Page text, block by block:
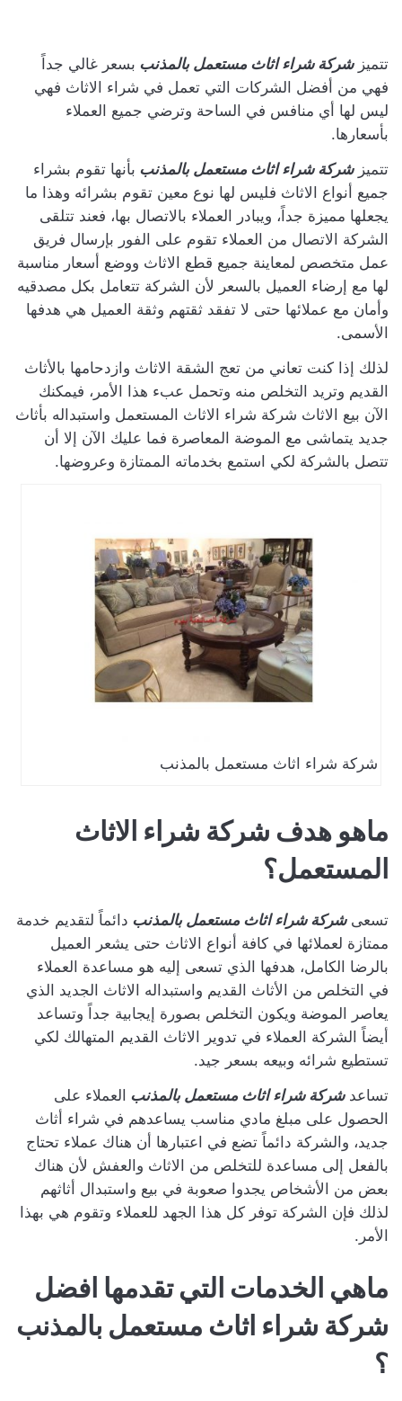
تتميزشركة شراء اثاث مستعمل بالمذنب بسعر غالي جداً
فهي من أفضل الشركات التي تعمل في شراء الاثاث فهي
ليس لها أي منافس في الساحة وترضي جميع العملاء
بأسعارها.
تتميزشركة شراء اثاث مستعمل بالمذنب بأنها تقوم بشراء
جميع أنواع الاثاث فليس لها نوع معين تقوم بشرائه وهذا ما
يجعلها مميزة جداً، ويبادر العملاء بالاتصال بها، فعند تتلقى
الشركة الاتصال من العملاء تقوم على الفور بإرسال فريق
عمل متخصص لمعاينة جميع قطع الاثاث ووضع أسعار مناسبة
لها مع إرضاء العميل بالسعر لأن الشركة تتعامل بكل مصدقيه
وأمان مع عملائها حتى لا تفقد ثقتهم وثقة العميل هي هدفها
الأسمى.
لذلك إذا كنت تعاني من تعج الشقة الاثاث وازدحامها بالأثاث
القديم وتريد التخلص منه وتحمل عبء هذا الأمر، فيمكنك
الآن بيع الاثاث شركة شراء الاثاث المستعمل واستبداله بأثاث
جديد يتماشى مع الموضة المعاصرة فما عليك الآن إلا أن
تتصل بالشركة لكي استمع بخدماته الممتازة وعروضها.
شركة شراء اثاث مستعمل بالمذنب
ماهو هدف شركة شراء الاثاث
المستعمل؟
تسعىشركة شراء اثاث مستعمل بالمذنب دائماً لتقديم خدمة
ممتازة لعملائها في كافة أنواع الاثاث حتى يشعر العميل
بالرضا الكامل، هدفها الذي تسعى إليه هو مساعدة العملاء
في التخلص من الأثاث القديم واستبداله الاثاث الجديد الذي
يعاصر الموضة ويكون التخلص بصورة إيجابية جداً وتساعد
أيضاً الشركة العملاء في تدوير الاثاث القديم المتهالك لكي
تستطيع شرائه وبيعه بسعر جيد.
تساعدشركة شراء اثاث مستعمل بالمذنب العملاء على
الحصول على مبلغ مادي مناسب يساعدهم في شراء أثاث
جديد، والشركة دائماً تضع في اعتبارها أن هناك عملاء تحتاج
بالفعل إلى مساعدة للتخلص من الاثاث والعفش لأن هناك
بعض من الأشخاص يجدوا صعوبة في بيع واستبدال أثاثهم
لذلك فإن الشركة توفر كل هذا الجهد للعملاء وتقوم هي بهذا
الأمر.
ماهي الخدمات التي تقدمها افضل
شركة شراء اثاث مستعمل بالمذنب
؟